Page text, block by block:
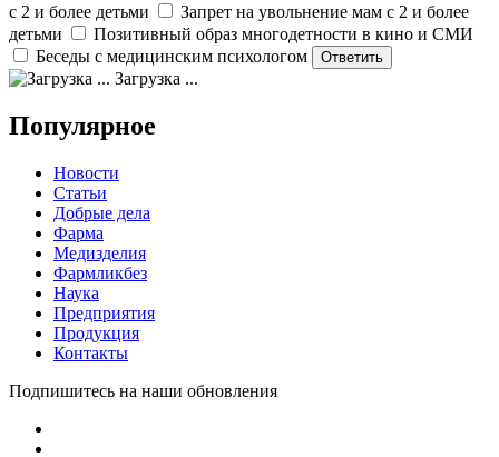
с 2 и более детьми
Запрет на увольнение мам с 2 и более
детьми
Позитивный образ многодетности в кино и СМИ
Беседы с медицинским психологом
Загрузка ...
Популярное
Новости
Статьи
Добрые дела
Фарма
Медизделия
Фармликбез
Наука
Предприятия
Продукция
Контакты
Подпишитесь на наши обновления